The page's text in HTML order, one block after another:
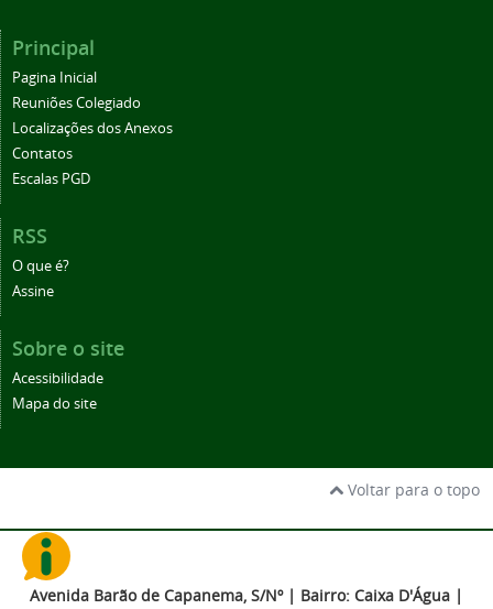
Principal
Pagina Inicial
Reuniões Colegiado
Localizações dos Anexos
Contatos
Escalas PGD
RSS
O que é?
Assine
Sobre o site
Acessibilidade
Mapa do site
Voltar para o topo
Avenida Barão de Capanema, S/Nº | Bairro: Caixa D'Água |